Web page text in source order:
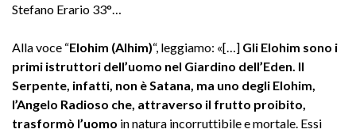
Stefano Erario 33°…
Alla voce “Elohim (Alhim)“, leggiamo: «[…] Gli Elohim sono i
primi istruttori dell’uomo nel Giardino dell’Eden. Il
Serpente, infatti, non è Satana, ma uno degli Elohim,
l’Angelo Radioso che, attraverso il frutto proibito,
trasformò l’uomo in natura incorruttibile e mortale. Essi